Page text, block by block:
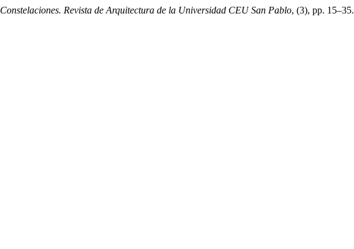
Constelaciones. Revista de Arquitectura de la Universidad CEU San Pablo, (3), pp. 15–35.